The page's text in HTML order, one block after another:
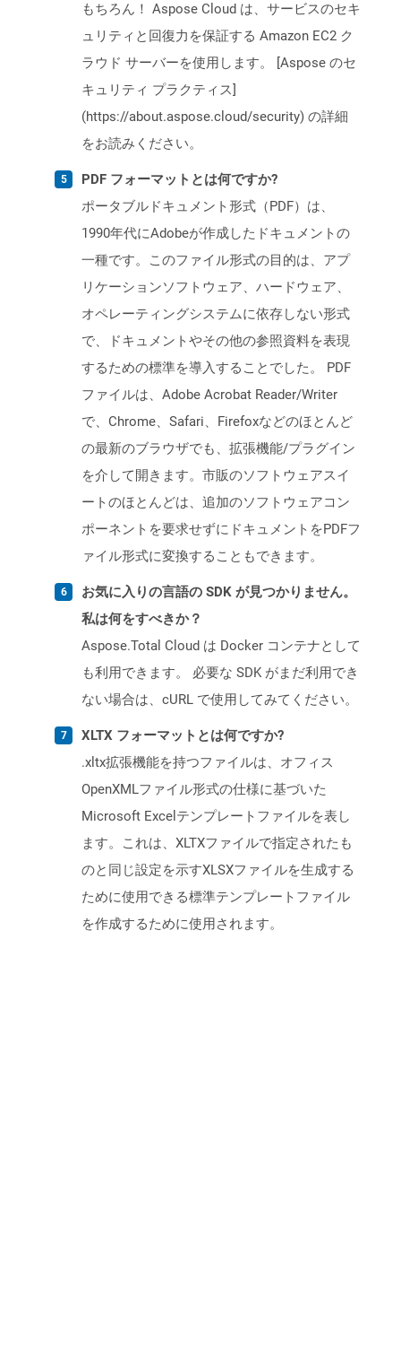
もちろん！ Aspose Cloud は、サービスのセキ
ュリティと回復力を保証する Amazon EC2 ク
ラウド サーバーを使用します。 [Aspose のセ
キュリティ プラクティス]
(https://about.aspose.cloud/security) の詳細
をお読みください。
PDF フォーマットとは何ですか?
ポータブルドキュメント形式（PDF）は、
1990年代にAdobeが作成したドキュメントの
一種です。このファイル形式の目的は、アプ
リケーションソフトウェア、ハードウェア、
オペレーティングシステムに依存しない形式
で、ドキュメントやその他の参照資料を表現
するための標準を導入することでした。 PDF
ファイルは、Adobe Acrobat Reader/Writer
で、Chrome、Safari、Firefoxなどのほとんど
の最新のブラウザでも、拡張機能/プラグイン
を介して開きます。市販のソフトウェアスイ
ートのほとんどは、追加のソフトウェアコン
ポーネントを要求せずにドキュメントをPDFフ
ァイル形式に変換することもできます。
お気に入りの言語の SDK が見つかりません。
私は何をすべきか？
Aspose.Total Cloud は Docker コンテナとして
も利用できます。 必要な SDK がまだ利用でき
ない場合は、cURL で使用してみてください。
XLTX フォーマットとは何ですか?
.xltx拡張機能を持つファイルは、オフィス
OpenXMLファイル形式の仕様に基づいた
Microsoft Excelテンプレートファイルを表し
ます。これは、XLTXファイルで指定されたも
のと同じ設定を示すXLSXファイルを生成する
ために使用できる標準テンプレートファイル
を作成するために使用されます。